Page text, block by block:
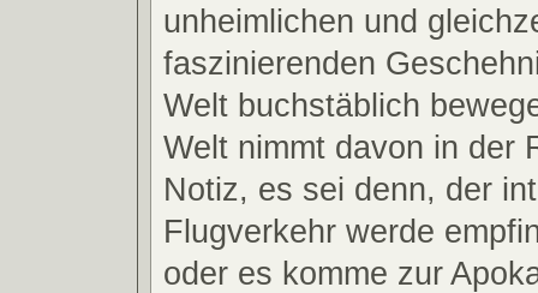
unheimlichen und
faszinierenden
Welt buchstäblich
Welt nimmt davon in der
Notiz, es sei denn, der
Flugverkehr werde
oder es komme zur